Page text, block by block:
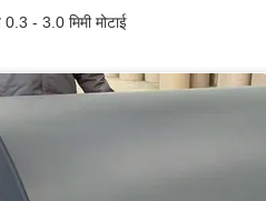
- 3.0 मिमी मोटाई